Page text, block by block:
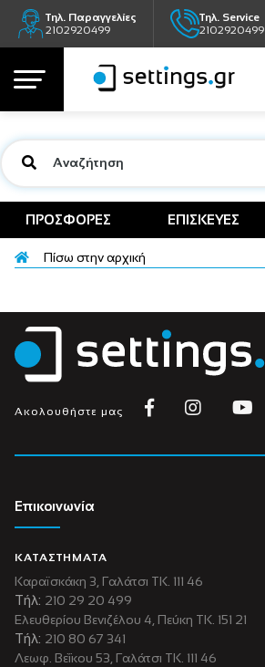
Τηλ. Παραγγελίες
2102920499
Τηλ. Service
2102920499
ΠΡΟΣΦΟΡΕΣ ΕΠΙΣΚΕΥΕΣ
Πίσω στην αρχική
Ακολουθήστε μας
Επικοινωνία
ΚΑΤΑΣΤΗΜΑΤΑ
Καραϊσκάκη 3, Γαλάτσι ΤΚ. 111 46
Τήλ: 210 29 20 499
Ελευθερίου Βενιζέλου 4, Πεύκη ΤΚ. 151 21
Τήλ: 210 80 67 341
Λεωφ. Βεΐκου 53, Γαλάτσι ΤΚ. 111 46